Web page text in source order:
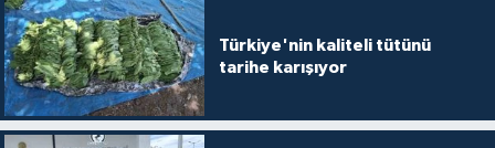
Türkiye'nin kaliteli tütünü
tarihe karışıyor